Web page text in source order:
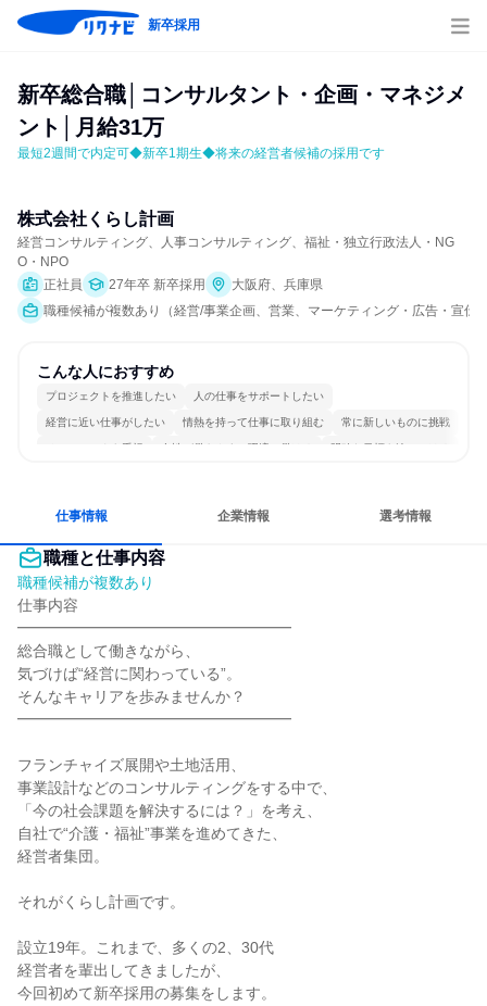
新卒採用
新卒総合職│コンサルタント・企画・マネジメ
ント│月給31万
最短2週間で内定可◆新卒1期生◆将来の経営者候補の採用です
株式会社くらし計画
経営コンサルティング、人事コンサルティング、福祉・独立行政法人・NG
O・NPO
正社員
27年卒 新卒採用
大阪府、兵庫県
職種候補が複数あり（経営/事業企画、営業、マーケティング・広告・宣伝
こんな人におすすめ
プロジェクトを推進したい 人の仕事をサポートしたい
経営に近い仕事がしたい 情熱を持って仕事に取り組む 常に新しいものに挑戦
チームワークを重視 女性が働きやすい環境で働ける 明確な目標を追いかける
仕事情報 企業情報 選考情報
職種と仕事内容
職種候補が複数あり
仕事内容
━━━━━━━━━━━━━━━━━━
総合職として働きながら、
気づけば“経営に関わっている”。
そんなキャリアを歩みませんか？
━━━━━━━━━━━━━━━━━━
フランチャイズ展開や土地活用、
事業設計などのコンサルティングをする中で、
「今の社会課題を解決するには？」を考え、
自社で“介護・福祉”事業を進めてきた、
経営者集団。
それがくらし計画です。
設立19年。これまで、多くの2、30代
経営者を輩出してきましたが、
今回初めて新卒採用の募集をします。